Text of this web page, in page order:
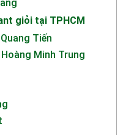
giỏi tại TPHCM
Tiến
Minh Trung